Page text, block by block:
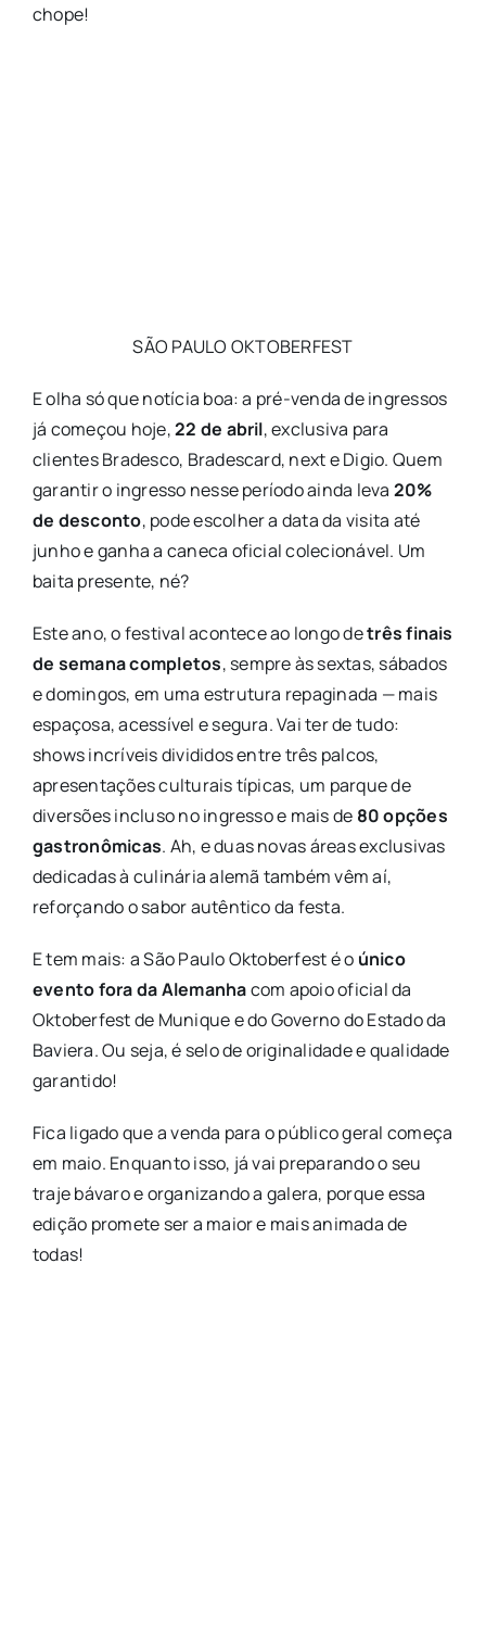
chope!
SÃO PAULO OKTOBERFEST
E olha só que notícia boa: a pré-venda de ingressos
já começou hoje,22 de abril, exclusiva para
clientes Bradesco, Bradescard, next e Digio. Quem
garantir o ingresso nesse período ainda leva 20%
de desconto, pode escolher a data da visita até
junho e ganha a caneca oficial colecionável. Um
baita presente, né?
Este ano, o festival acontece ao longo detrês finais
de semana completos, sempre às sextas, sábados
e domingos, em uma estrutura repaginada — mais
espaçosa, acessível e segura. Vai ter de tudo:
shows incríveis divididos entre três palcos,
apresentações culturais típicas, um parque de
diversões incluso no ingresso e mais de 80 opções
gastronômicas. Ah, e duas novas áreas exclusivas
dedicadas à culinária alemã também vêm aí,
reforçando o sabor autêntico da festa.
E tem mais: a São Paulo Oktoberfest é o único
evento fora da Alemanhacom apoio oficial da
Oktoberfest de Munique e do Governo do Estado da
Baviera. Ou seja, é selo de originalidade e qualidade
garantido!
Fica ligado que a venda para o público geral começa
em maio. Enquanto isso, já vai preparando o seu
traje bávaro e organizando a galera, porque essa
edição promete ser a maior e mais animada de
todas!